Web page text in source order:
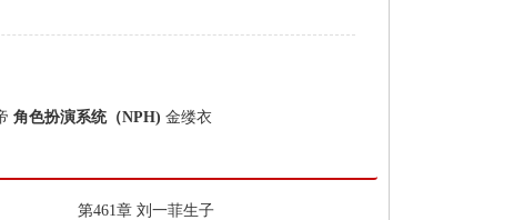
角色扮演系统（NPH) 金缕衣
第461章 刘一菲生子